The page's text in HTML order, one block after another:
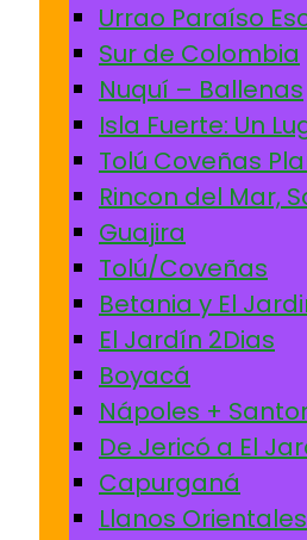
Urrao Paraíso
Sur de Colombia
Nuquí – Ballenas
Isla Fuerte: Un
Tolú Coveñas
Rincon del Mar,
Guajira
Tolú/Coveñas
Betania y El
El Jardín 2Dias
Boyacá
Nápoles +
De Jericó a El
Capurganá
Llanos Orientales